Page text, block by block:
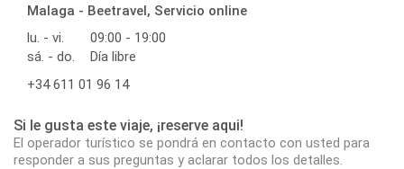
Malaga - Beetravel, Servicio online
lu. - vi.
09:00 - 19:00
sá. - do.
Día libre
+34 611 01 96 14
Si le gusta este viaje, ¡reserve aqui!
El operador turístico se pondrá en contacto con usted para
responder a sus preguntas y aclarar todos los detalles.